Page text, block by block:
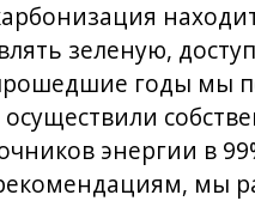
зеленую,
годы мы
энергии в
мы